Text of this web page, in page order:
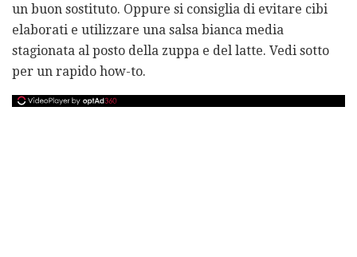
un buon sostituto. Oppure si consiglia di evitare cibi
elaborati e utilizzare una salsa bianca media
stagionata al posto della zuppa e del latte. Vedi sotto
per un rapido how-to.